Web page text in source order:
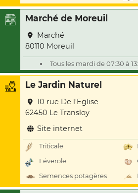
Marché de Moreuil
Marché
80110 Moreuil
Tous les mardi de 07:30 à
Le Jardin Naturel
10 rue De l'Eglise
62450 Le Transloy
Site internet
Triticale
Féverole
Semences potagères